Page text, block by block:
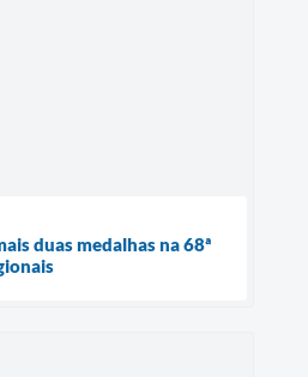
duas medalhas na 68ª